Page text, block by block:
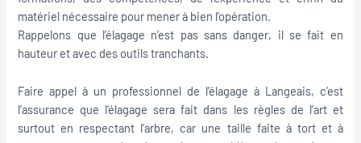
matériel nécessaire pour mener à bien l’opération.
Rappelons que l’élagage n’est pas sans danger, il se fait en
hauteur et avec des outils tranchants.
Faire appel à un professionnel de l’élagage à Langeais, c’est
l’assurance que l’élagage sera fait dans les règles de l’art et
surtout en respectant l’arbre, car une taille faite à tort et à